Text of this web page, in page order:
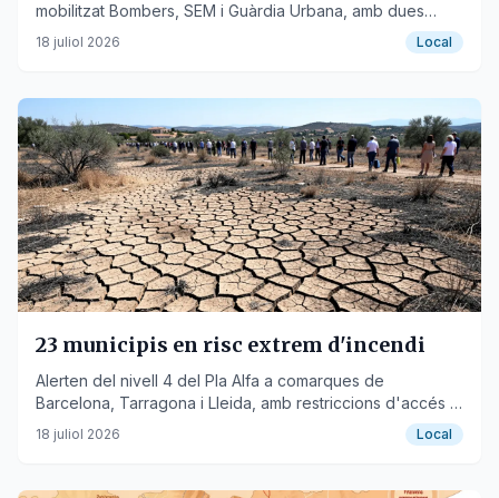
mobilitzat Bombers, SEM i Guàrdia Urbana, amb dues
persones traslladades a l'hospital.
18 juliol 2026 Local
23 municipis en risc extrem d'incendi
Alerten del nivell 4 del Pla Alfa a comarques de
Barcelona, Tarragona i Lleida, amb restriccions d'accés a
espais naturals.
18 juliol 2026 Local